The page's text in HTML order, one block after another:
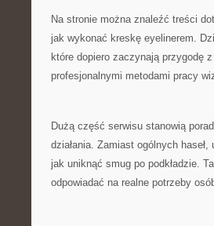
Na stronie można znaleźć treści
jak wykonać kreskę eyelinerem.
które dopiero zaczynają przygodę
profesjonalnymi metodami pracy
Dużą część serwisu stanowią
działania. Zamiast ogólnych
jak uniknąć smug po podkładzie.
odpowiadać na realne potrzeby